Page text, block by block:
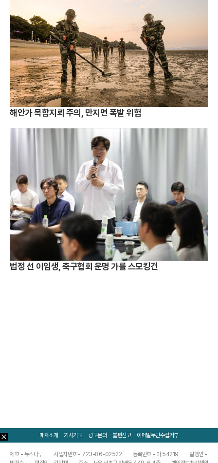
해안가 목함지뢰 주의, 만지면 폭발 위험
법정 선 이임생, 축구협회 운명 가를 스모킹건
매체소개 기사기고 광고문의 불편신고 이메일무단수집거부
제호 - 뉴스나루 사업자번호 - 723-86-02522 등록번호 - 아 54219
발행인 -